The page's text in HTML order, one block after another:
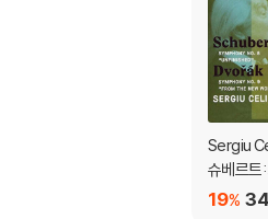
3) 일부
량의 경우
※ 디스크
디스크에
다.
※ 교환/반
Sergiu
슈베르트
'미완성' /
19%